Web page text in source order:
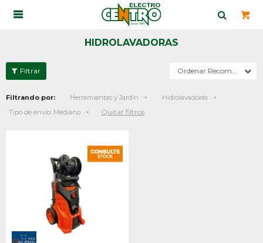

HIDROLAVADORAS
Recomendados
Filtrando por: Herramientas y Jardín
Hidrolavadoras
Tipo de envío: Mediano Quitar filtros